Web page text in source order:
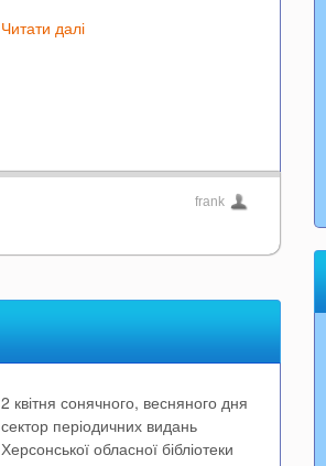
Читати далі
frank
2 квітня сонячного, весняного дня
сектор періодичних видань
Херсонської обласної бібліотеки